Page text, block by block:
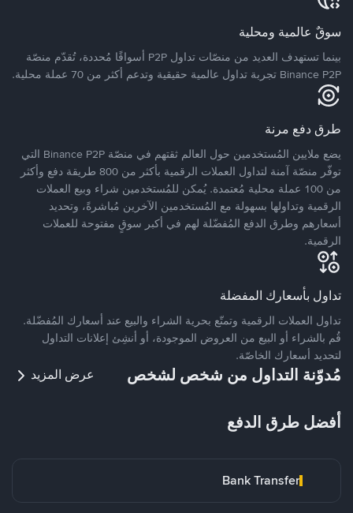
سوقٌ عالمية ومحلية
بينما تستهدف العديد من منصّات تداول P2P أسواقًا مُحددة، تُقدّم منصّة
Binance P2P تجربة تداول عالمية حقيقية وتدعم أكثر من 70 عملة محلية.
طرق دفع مرنة
يضع ملايين المُستخدمين حول العالم ثقتهم في منصّة Binance P2P التي
توفّر منصّة آمنة لتداول العملات الرقمية بأكثر من 800 طريقة دفع وأكثر
من 100 عملة محلية مُعتمدة. يُمكن للمُستخدمين شراء وبيع العملات
الرقمية وتداولها بسهولة مع المُستخدمين الآخرين مُباشرةً، وتحديد
أسعارهم وطرق الدفع المُفضّلة لهم في أكبر سوقٍ مفتوحة للعملات
الرقمية.
تداول بأسعارك المفضلة
تداول العملات الرقمية وتمتّع بحرية الشراء والبيع عند أسعارك المُفضّلة.
قُم بالشراء أو البيع من العروض الموجودة، أو أنشِئ إعلانات التداول
لتحديد أسعارك الخاصّة.
مُدوّنة التداول من شخص لشخص عرض المزيد
أفضل طرق الدفع
Bank Transfer